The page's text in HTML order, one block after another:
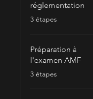
réglementation
.
3 étapes
Préparation à
l'examen AMF
.
3 étapes